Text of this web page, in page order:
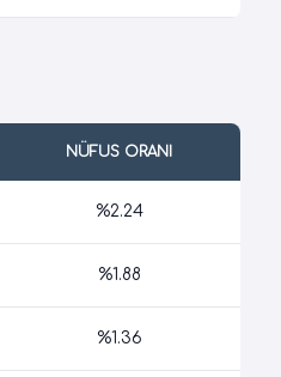
NÜFUS ORANI
%2.24
%1.88
%1.36